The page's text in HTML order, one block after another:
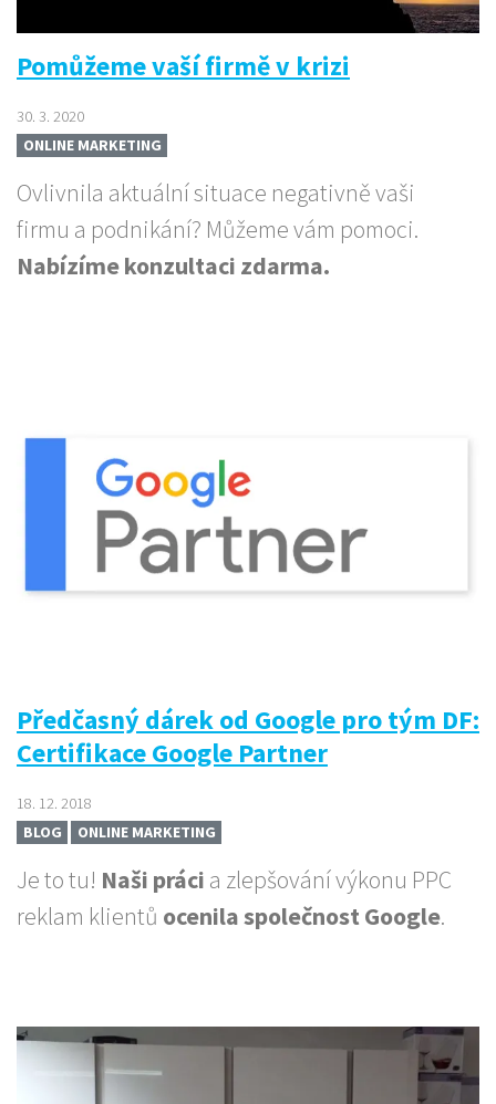
Pomůžeme vaší firmě v krizi
30. 3. 2020
ONLINE MARKETING
Ovlivnila aktuální situace negativně vaši
firmu a podnikání? Můžeme vám pomoci.
Nabízíme konzultaci zdarma.
Předčasný dárek od Google pro tým DF:
Certifikace Google Partner
18. 12. 2018
BLOG
ONLINE MARKETING
Je to tu! Naši práci a zlepšování výkonu PPC
reklam klientů ocenila společnost Google.